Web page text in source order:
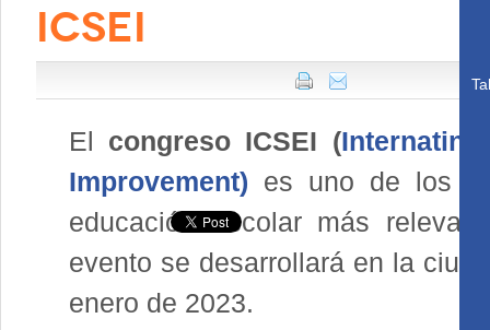
ICSEI
El congreso ICSEI (
Improvement) es uno de los
educación escolar más
evento se desarrollará en la
enero de 2023.